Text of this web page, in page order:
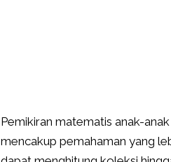
Pemikiran matematis anak-
mencakup pemahaman yang